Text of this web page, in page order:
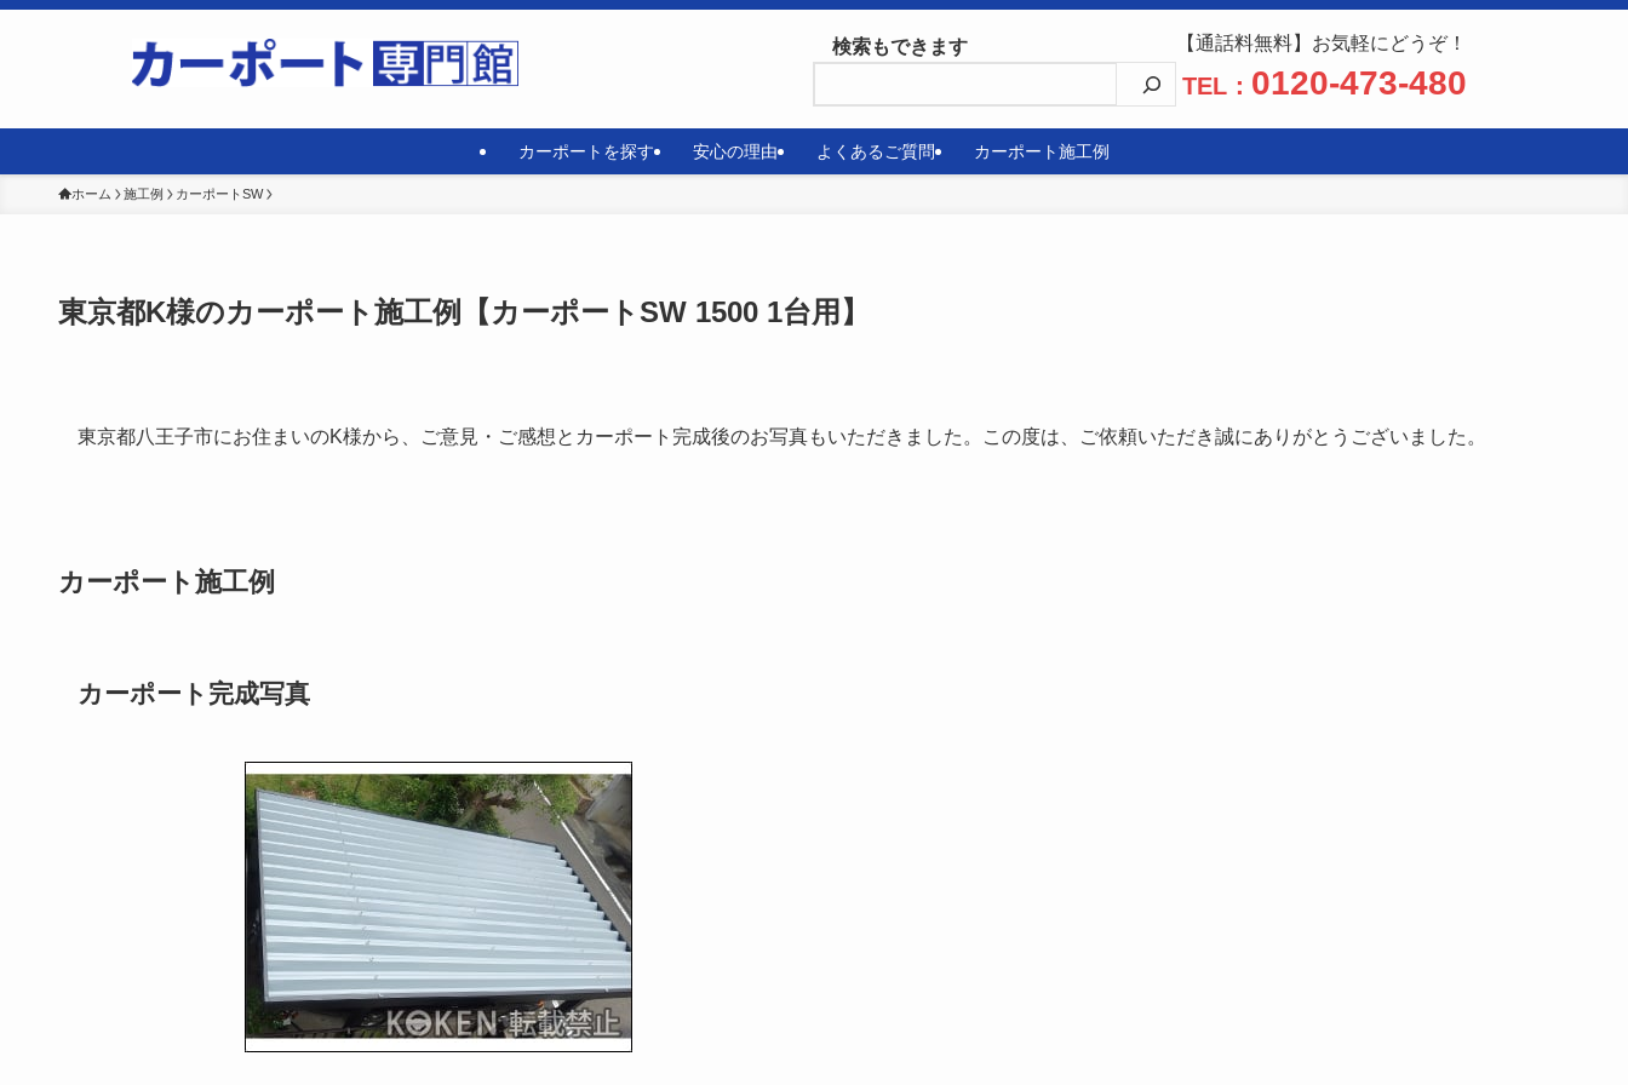
カーポートを探す 安心の理由 よくあるご質問 カーポート施工例
検索もできます 【通話料無料】お気軽にどうぞ！
TEL： 0120-473-480
ホーム 施工例 カーポートSW
東京都K様のカーポート施工例【カーポートSW 1500 1台用】
東京都八王子市にお住まいのK様から、ご意見・ご感想とカーポート完成後のお写真もいただきました。この度は、ご依頼いただき誠にありがとうございました。
カーポート施工例
カーポート完成写真